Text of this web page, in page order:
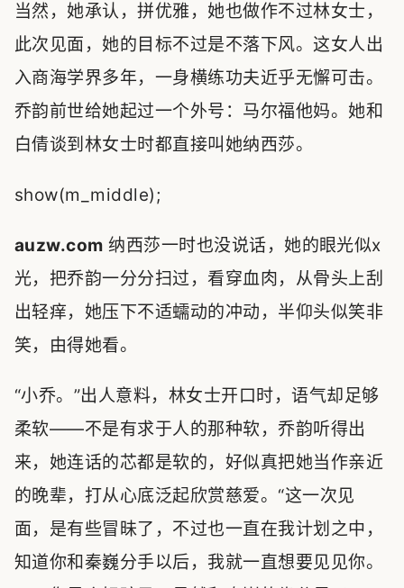
当然，她承认，拼优雅，她也做作不过林女士，
此次见面，她的目标不过是不落下风。这女人出
入商海学界多年，一身横练功夫近乎无懈可击。
乔韵前世给她起过一个外号：马尔福他妈。她和
白倩谈到林女士时都直接叫她纳西莎。
show(m_middle);
auzw.com 纳西莎一时也没说话，她的眼光似x
光，把乔韵一分分扫过，看穿血肉，从骨头上刮
出轻痒，她压下不适蠕动的冲动，半仰头似笑非
笑，由得她看。
“小乔。”出人意料，林女士开口时，语气却足够
柔软——不是有求于人的那种软，乔韵听得出
来，她连话的芯都是软的，好似真把她当作亲近
的晚辈，打从心底泛起欣赏慈爱。“这一次见
面，是有些冒昧了，不过也一直在我计划之中，
知道你和秦巍分手以后，我就一直想要见见你。